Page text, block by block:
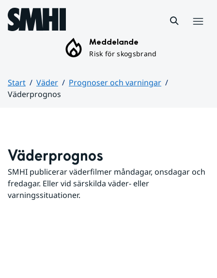
Hoppa till sidans innehåll
Meddelande
Risk för skogsbrand
Start Väder
Prognoser och varningar
Väderprognos
Väderprognos
SMHI publicerar väderfilmer måndagar, onsdagar och
fredagar. Eller vid särskilda väder- eller
varningssituationer.